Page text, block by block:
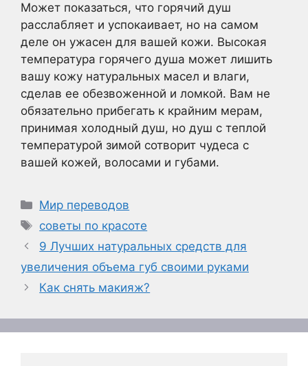
Может показаться, что горячий душ
расслабляет и успокаивает, но на самом
деле он ужасен для вашей кожи. Высокая
температура горячего душа может лишить
вашу кожу натуральных масел и влаги,
сделав ее обезвоженной и ломкой. Вам не
обязательно прибегать к крайним мерам,
принимая холодный душ, но душ с теплой
температурой зимой сотворит чудеса с
вашей кожей, волосами и губами.
Рубрики
Мир переводов
Метки
советы по красоте
9 Лучших натуральных средств для
увеличения объема губ своими руками
Как снять макияж?